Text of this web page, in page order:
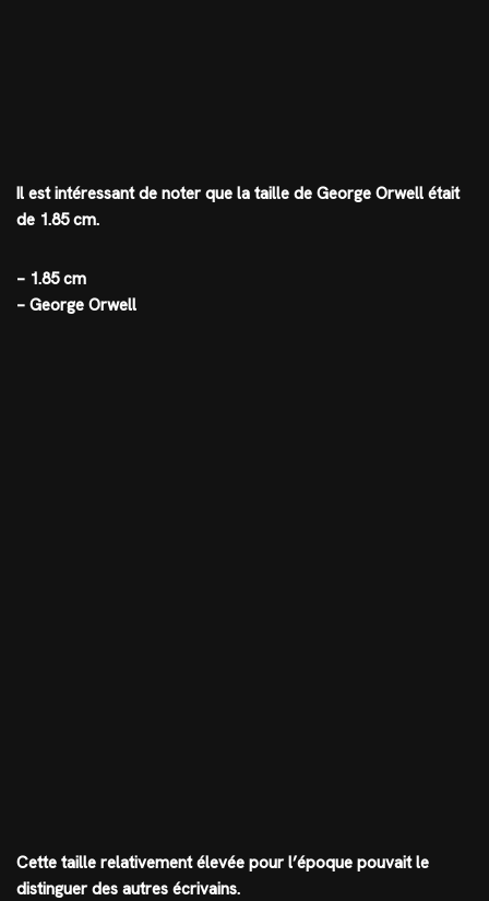
Il est intéressant de noter que la taille de George Orwell était
de 1.85 cm.
– 1.85 cm
– George Orwell
Cette taille relativement élevée pour l’époque pouvait le
distinguer des autres écrivains.